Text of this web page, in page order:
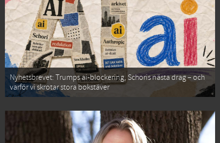
Nyhetsbrevet: Trumps ai-blockering, Schoris nästa drag – och
varför vi skrotar stora bokstäver